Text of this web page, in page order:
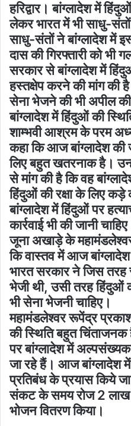
हरिद्वार। बांग्लादेश में
लेकर भारत में भी साधु-संतों
साधु-संतों ने बांग्लादेश में
दास की गिरफ्तारी को भी
सरकार से बांग्लादेश में
हस्तक्षेप करने की मांग
सेना भेजने की भी अपील
बांग्लादेश में हिंदुओं की
शाम्भवी आश्रम के परम
कहा कि आज बांग्लादेश की
लिए बहुत खतरनाक है।
से मांग की है कि वह
हिंदुओं की रक्षा के लिए कड़े
बांग्लादेश में हिंदुओं पर
कार्रवाई भी की जानी
जूना अखाड़े के
कि वास्तव में आज
भारत सरकार ने जिस तरह
भेजी थी, उसी तरह हिंदुओं
भी सेना भेजनी चाहिए।
महामंडलेश्वर रूपेंद्र
की स्थिति बहुत
पर बांग्लादेश में
जा रहे हैं। आज बांग्लादेश
प्रतिबंध के प्रयास किये
संकट के समय रोज 2 लाख
भोजन वितरण किया।